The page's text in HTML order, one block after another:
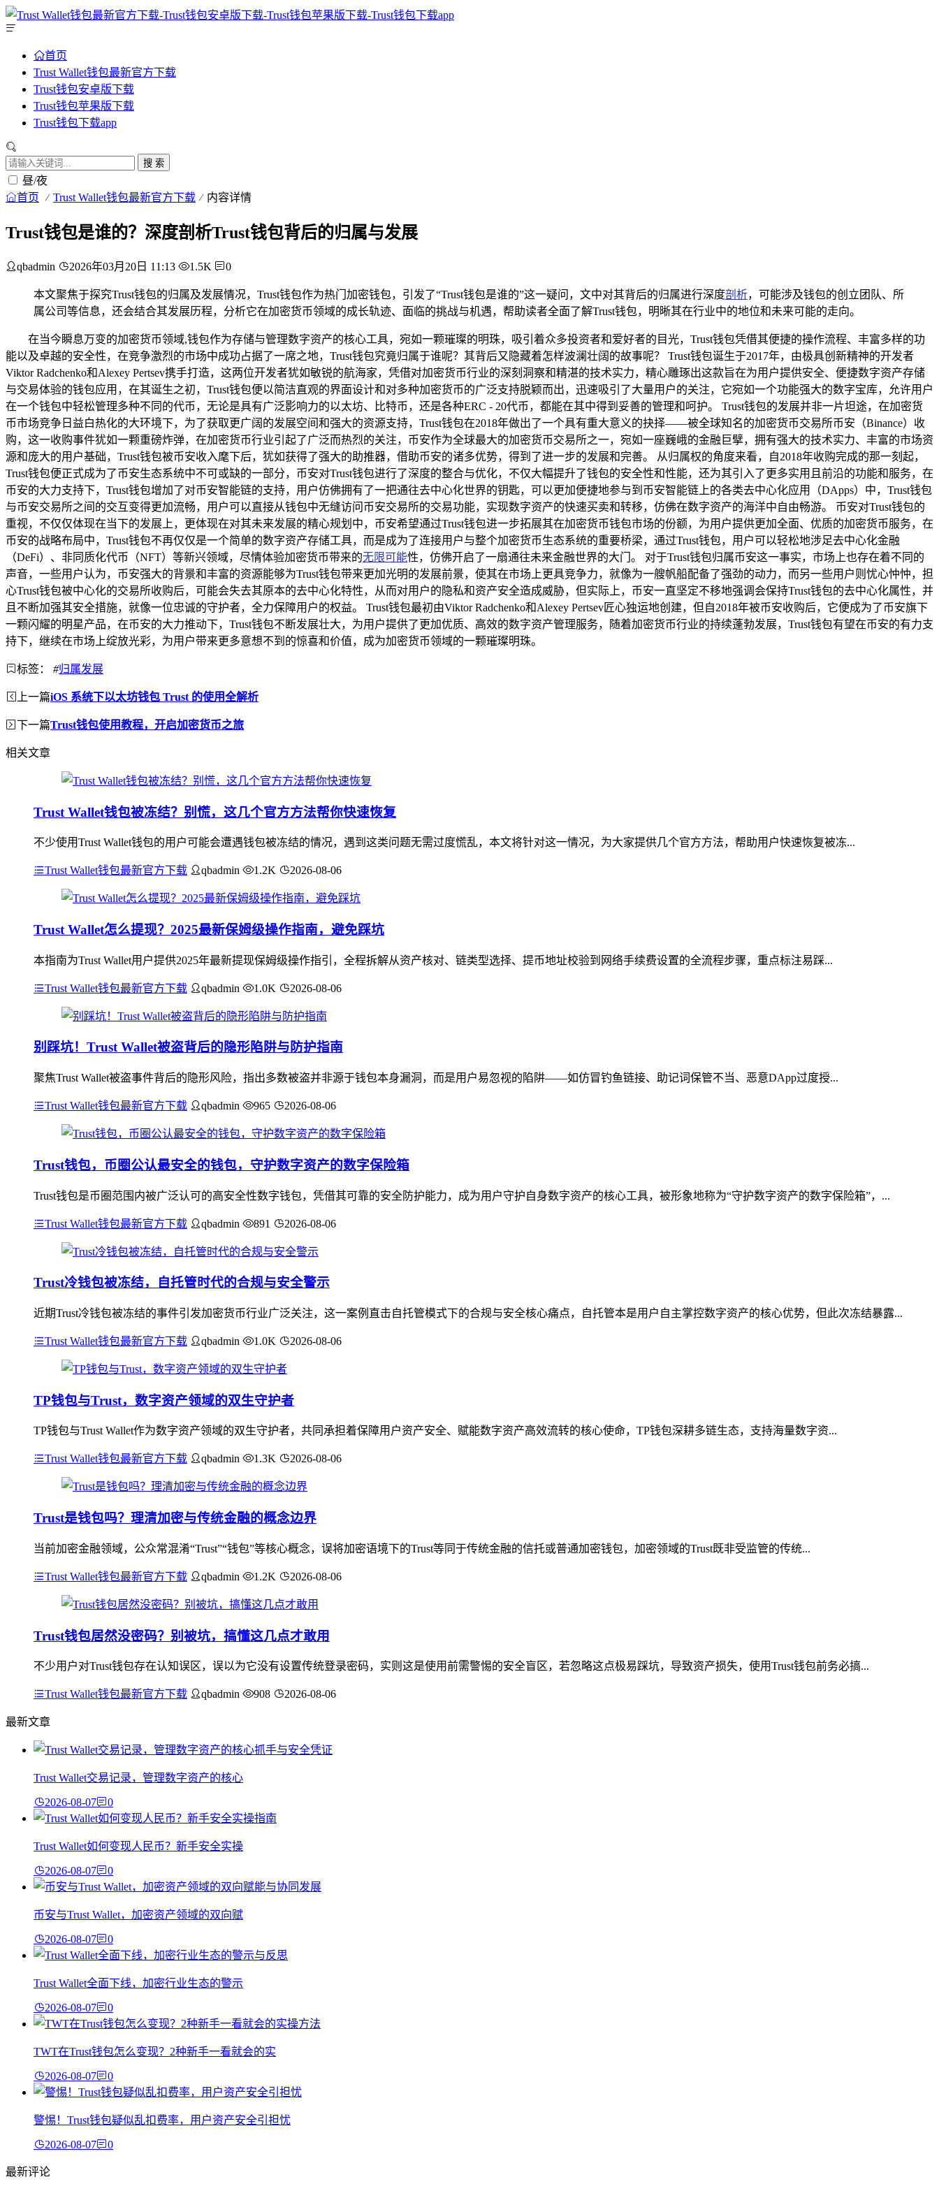
首页
Trust Wallet钱包最新官方下载
Trust钱包安卓版下载
Trust钱包苹果版下载
Trust钱包下载app
搜 索
昼/夜
首页 Trust Wallet钱包最新官方下载 内容详情
Trust钱包是谁的？深度剖析Trust钱包背后的归属与发展
qbadmin 2026年03月20日 11:13 1.5K 0
本文聚焦于探究Trust钱包的归属及发展情况，Trust钱包作为热门加密钱包，引发了“Trust钱包是谁的”这一疑问，文中对其背后的归属进行深度剖析，可能涉及钱包的创立团队、所
属公司等信息，还会结合其发展历程，分析它在加密货币领域的成长轨迹、面临的挑战与机遇，帮助读者全面了解Trust钱包，明晰其在行业中的地位和未来可能的走向。
在当今瞬息万变的加密货币领域,钱包作为存储与管理数字资产的核心工具，宛如一颗璀璨的明珠，吸引着众多投资者和爱好者的目光，Trust钱包凭借其便捷的操作流程、丰富多样的功
能以及卓越的安全性，在竞争激烈的市场中成功占据了一席之地，Trust钱包究竟归属于谁呢？其背后又隐藏着怎样波澜壮阔的故事呢？ Trust钱包诞生于2017年，由极具创新精神的开发者
Viktor Radchenko和Alexey Pertsev携手打造，这两位开发者犹如敏锐的航海家，凭借对加密货币行业的深刻洞察和精湛的技术实力，精心雕琢出这款旨在为用户提供安全、便捷数字资产存储
与交易体验的钱包应用，在其诞生之初，Trust钱包便以简洁直观的界面设计和对多种加密货币的广泛支持脱颖而出，迅速吸引了大量用户的关注，它宛如一个功能强大的数字宝库，允许用户
在一个钱包中轻松管理多种不同的代币，无论是具有广泛影响力的以太坊、比特币，还是各种ERC - 20代币，都能在其中得到妥善的管理和呵护。 Trust钱包的发展并非一片坦途，在加密货
币市场竞争日益白热化的大环境下，为了获取更广阔的发展空间和强大的资源支持，Trust钱包在2018年做出了一个具有重大意义的抉择——被全球知名的加密货币交易所币安（Binance）收
购，这一收购事件犹如一颗重磅炸弹，在加密货币行业引起了广泛而热烈的关注，币安作为全球最大的加密货币交易所之一，宛如一座巍峨的金融巨擘，拥有强大的技术实力、丰富的市场资
源和庞大的用户基础，Trust钱包被币安收入麾下后，犹如获得了强大的助推器，借助币安的诸多优势，得到了进一步的发展和完善。 从归属权的角度来看，自2018年收购完成的那一刻起，
Trust钱包便正式成为了币安生态系统中不可或缺的一部分，币安对Trust钱包进行了深度的整合与优化，不仅大幅提升了钱包的安全性和性能，还为其引入了更多实用且前沿的功能和服务，在
币安的大力支持下，Trust钱包增加了对币安智能链的支持，用户仿佛拥有了一把通往去中心化世界的钥匙，可以更加便捷地参与到币安智能链上的各类去中心化应用（DApps）中，Trust钱包
与币安交易所之间的交互变得更加流畅，用户可以直接从钱包中无缝访问币安交易所的交易功能，实现数字资产的快速买卖和转移，仿佛在数字资产的海洋中自由畅游。 币安对Trust钱包的
重视，不仅仅体现在当下的发展上，更体现在对其未来发展的精心规划中，币安希望通过Trust钱包进一步拓展其在加密货币钱包市场的份额，为用户提供更加全面、优质的加密货币服务，在
币安的战略布局中，Trust钱包不再仅仅是一个简单的数字资产存储工具，而是成为了连接用户与整个加密货币生态系统的重要桥梁，通过Trust钱包，用户可以轻松地涉足去中心化金融
（DeFi）、非同质化代币（NFT）等新兴领域，尽情体验加密货币带来的无限可能性，仿佛开启了一扇通往未来金融世界的大门。 对于Trust钱包归属币安这一事实，市场上也存在着不同的
声音，一些用户认为，币安强大的背景和丰富的资源能够为Trust钱包带来更加光明的发展前景，使其在市场上更具竞争力，就像为一艘帆船配备了强劲的动力，而另一些用户则忧心忡忡，担
心Trust钱包被中心化的交易所收购后，可能会失去其原本的去中心化特性，从而对用户的隐私和资产安全造成威胁，但实际上，币安一直坚定不移地强调会保持Trust钱包的去中心化属性，并
且不断加强其安全措施，就像一位忠诚的守护者，全力保障用户的权益。 Trust钱包最初由Viktor Radchenko和Alexey Pertsev匠心独运地创建，但自2018年被币安收购后，它便成为了币安旗下
一颗闪耀的明星产品，在币安的大力推动下，Trust钱包不断发展壮大，为用户提供了更加优质、高效的数字资产管理服务，随着加密货币行业的持续蓬勃发展，Trust钱包有望在币安的有力支
持下，继续在市场上绽放光彩，为用户带来更多意想不到的惊喜和价值，成为加密货币领域的一颗璀璨明珠。
标签： #归属发展
上一篇iOS 系统下以太坊钱包 Trust 的使用全解析
下一篇Trust钱包使用教程，开启加密货币之旅
相关文章
Trust Wallet钱包被冻结？别慌，这几个官方方法帮你快速恢复
不少使用Trust Wallet钱包的用户可能会遭遇钱包被冻结的情况，遇到这类问题无需过度慌乱，本文将针对这一情况，为大家提供几个官方方法，帮助用户快速恢复被冻...
Trust Wallet钱包最新官方下载 qbadmin 1.2K 2026-08-06
Trust Wallet怎么提现？2025最新保姆级操作指南，避免踩坑
本指南为Trust Wallet用户提供2025年最新提现保姆级操作指引，全程拆解从资产核对、链类型选择、提币地址校验到网络手续费设置的全流程步骤，重点标注易踩...
Trust Wallet钱包最新官方下载 qbadmin 1.0K 2026-08-06
别踩坑！Trust Wallet被盗背后的隐形陷阱与防护指南
聚焦Trust Wallet被盗事件背后的隐形风险，指出多数被盗并非源于钱包本身漏洞，而是用户易忽视的陷阱——如仿冒钓鱼链接、助记词保管不当、恶意DApp过度授...
Trust Wallet钱包最新官方下载 qbadmin 965 2026-08-06
Trust钱包，币圈公认最安全的钱包，守护数字资产的数字保险箱
Trust钱包是币圈范围内被广泛认可的高安全性数字钱包，凭借其可靠的安全防护能力，成为用户守护自身数字资产的核心工具，被形象地称为“守护数字资产的数字保险箱”，...
Trust Wallet钱包最新官方下载 qbadmin 891 2026-08-06
Trust冷钱包被冻结，自托管时代的合规与安全警示
近期Trust冷钱包被冻结的事件引发加密货币行业广泛关注，这一案例直击自托管模式下的合规与安全核心痛点，自托管本是用户自主掌控数字资产的核心优势，但此次冻结暴露...
Trust Wallet钱包最新官方下载 qbadmin 1.0K 2026-08-06
TP钱包与Trust，数字资产领域的双生守护者
TP钱包与Trust Wallet作为数字资产领域的双生守护者，共同承担着保障用户资产安全、赋能数字资产高效流转的核心使命，TP钱包深耕多链生态，支持海量数字资...
Trust Wallet钱包最新官方下载 qbadmin 1.3K 2026-08-06
Trust是钱包吗？理清加密与传统金融的概念边界
当前加密金融领域，公众常混淆“Trust”“钱包”等核心概念，误将加密语境下的Trust等同于传统金融的信托或普通加密钱包，加密领域的Trust既非受监管的传统...
Trust Wallet钱包最新官方下载 qbadmin 1.2K 2026-08-06
Trust钱包居然没密码？别被坑，搞懂这几点才敢用
不少用户对Trust钱包存在认知误区，误以为它没有设置传统登录密码，实则这是使用前需警惕的安全盲区，若忽略这点极易踩坑，导致资产损失，使用Trust钱包前务必搞...
Trust Wallet钱包最新官方下载 qbadmin 908 2026-08-06
最新文章
Trust Wallet交易记录，管理数字资产的核心
2026-08-07 0
Trust Wallet如何变现人民币？新手安全实操
2026-08-07 0
币安与Trust Wallet，加密资产领域的双向赋
2026-08-07 0
Trust Wallet全面下线，加密行业生态的警示
2026-08-07 0
TWT在Trust钱包怎么变现？2种新手一看就会的实
2026-08-07 0
警惕！Trust钱包疑似乱扣费率，用户资产安全引担忧
2026-08-07 0
最新评论